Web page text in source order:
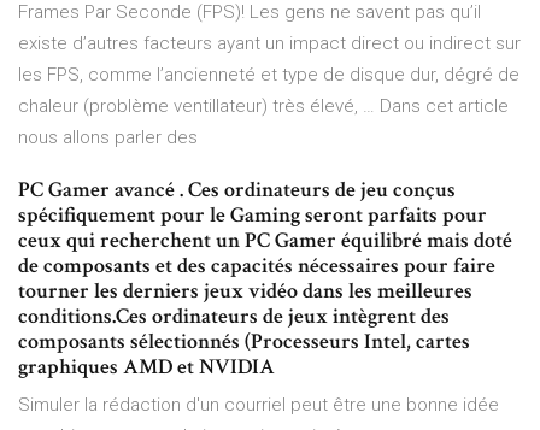
Frames Par Seconde (FPS)! Les gens ne savent pas qu’il
existe d’autres facteurs ayant un impact direct ou indirect sur
les FPS, comme l’ancienneté et type de disque dur, dégré de
chaleur (problème ventillateur) très élevé, … Dans cet article
nous allons parler des
PC Gamer avancé . Ces ordinateurs de jeu conçus
spécifiquement pour le Gaming seront parfaits pour
ceux qui recherchent un PC Gamer équilibré mais doté
de composants et des capacités nécessaires pour faire
tourner les derniers jeux vidéo dans les meilleures
conditions.Ces ordinateurs de jeux intègrent des
composants sélectionnés (Processeurs Intel, cartes
graphiques AMD et NVIDIA
Simuler la rédaction d'un courriel peut être une bonne idée